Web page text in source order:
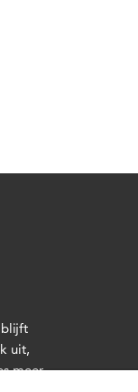
blijft
uit,
meer.